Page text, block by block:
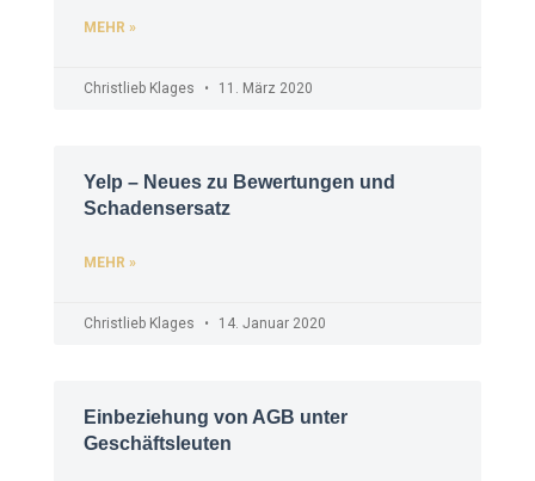
MEHR »
Christlieb Klages 11. März 2020
Yelp – Neues zu Bewertungen und
Schadensersatz
MEHR »
Christlieb Klages 14. Januar 2020
Einbeziehung von AGB unter
Geschäftsleuten